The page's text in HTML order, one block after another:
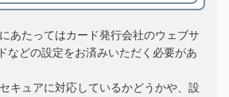
あたってはカード発行会社のウェブサ
などの設定をお済みいただく必要があ
キュアに対応しているかどうかや、設